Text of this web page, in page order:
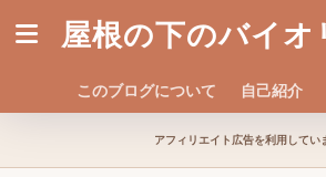
屋根の下のバイオ
このブログについて 自己紹介
アフィリエイト広告を利用してい